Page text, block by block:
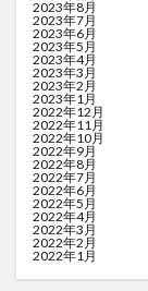
2023年8月
2023年7月
2023年6月
2023年5月
2023年4月
2023年3月
2023年2月
2023年1月
2022年12月
2022年11月
2022年10月
2022年9月
2022年8月
2022年7月
2022年6月
2022年5月
2022年4月
2022年3月
2022年2月
2022年1月